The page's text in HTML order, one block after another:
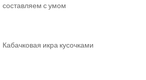
составляем с умом
Кабачковая икра кусочками